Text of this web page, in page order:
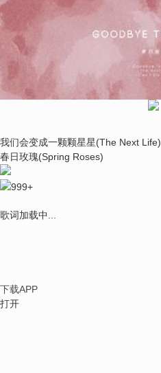
我们会变成一颗颗星星(The Next Life)
春日玫瑰(Spring Roses)
999+
歌词加载中...
下载APP
打开